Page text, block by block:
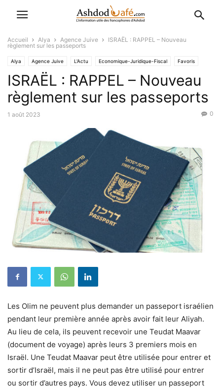
Accueil Alya Agence Juive
ISRAËL : RAPPEL – Nouveau
règlement sur les passeports
Alya Agence Juive L'Actu Economique-Juridique-Fiscal Favoris
Politique
ISRAËL : RAPPEL – Nouveau
règlement sur les passeports
1 août 2023 0
Les Olim ne peuvent plus demander un passeport israélien
pendant leur première année après avoir fait leur Aliyah.
Au lieu de cela, ils peuvent recevoir une Teudat Maavar
(document de voyage) après leurs 3 premiers mois en
Israël. Une Teudat Maavar peut être utilisée pour entrer et
sortir d’Israël, mais il ne peut pas être utilisé pour entrer
ou sortir d’autres pays. Vous devez utiliser un passeport